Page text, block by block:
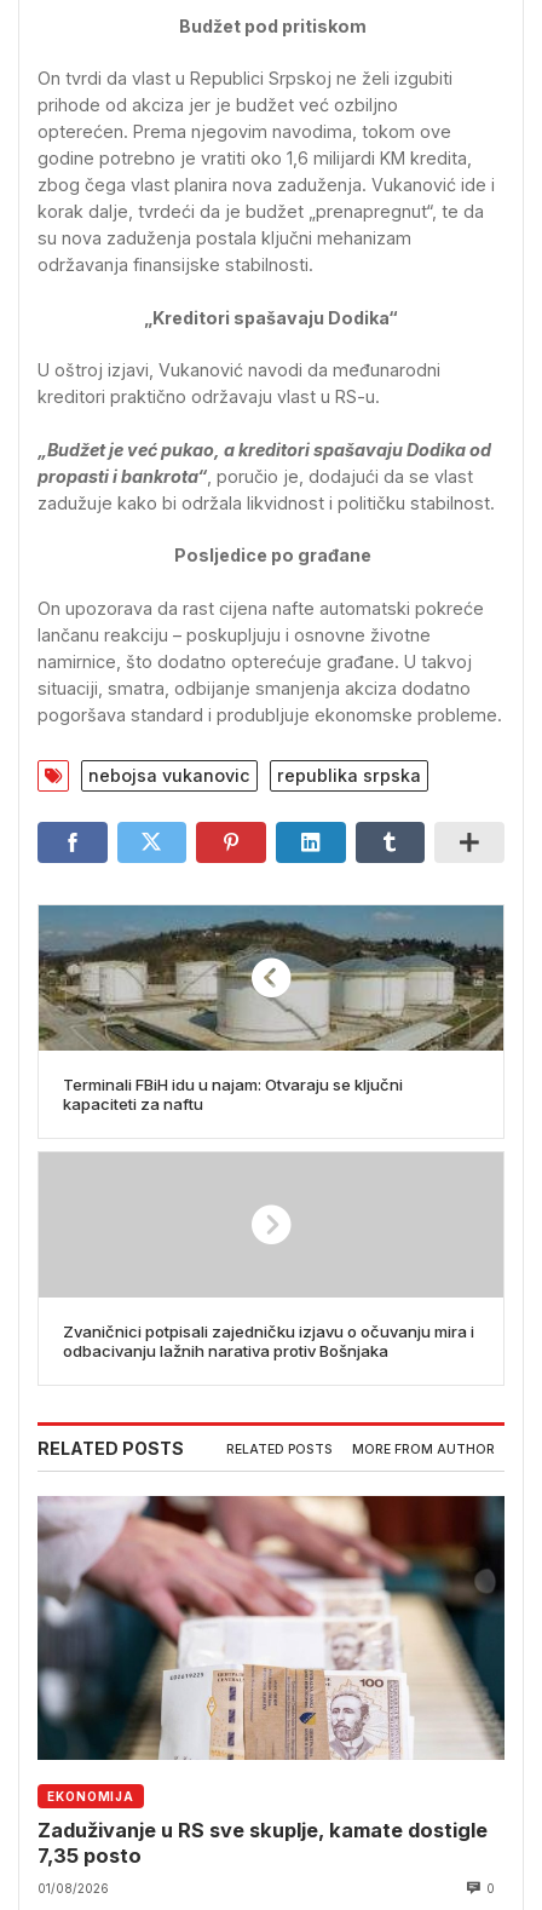
Budžet pod pritiskom
On tvrdi da vlast u Republici Srpskoj ne želi izgubiti
prihode od akciza jer je budžet već ozbiljno
opterećen. Prema njegovim navodima, tokom ove
godine potrebno je vratiti oko 1,6 milijardi KM kredita,
zbog čega vlast planira nova zaduženja. Vukanović ide i
korak dalje, tvrdeći da je budžet „prenapregnut“, te da
su nova zaduženja postala ključni mehanizam
održavanja finansijske stabilnosti.
„Kreditori spašavaju Dodika“
U oštroj izjavi, Vukanović navodi da međunarodni
kreditori praktično održavaju vlast u RS-u.
„Budžet je već pukao, a kreditori spašavaju Dodika od
propasti i bankrota“ , poručio je, dodajući da se vlast
zadužuje kako bi održala likvidnost i političku stabilnost.
Posljedice po građane
On upozorava da rast cijena nafte automatski pokreće
lančanu reakciju – poskupljuju i osnovne životne
namirnice, što dodatno opterećuje građane. U takvoj
situaciji, smatra, odbijanje smanjenja akciza dodatno
pogoršava standard i produbljuje ekonomske probleme.
nebojsa vukanovic republika srpska
Terminali FBiH idu u najam: Otvaraju se ključni
kapaciteti za naftu
Zvaničnici potpisali zajedničku izjavu o očuvanju mira i
odbacivanju lažnih narativa protiv Bošnjaka
RELATED POSTS RELATED POSTS MORE FROM AUTHOR
EKONOMIJA
Zaduživanje u RS sve skuplje, kamate dostigle
7,35 posto
01/08/2026 0